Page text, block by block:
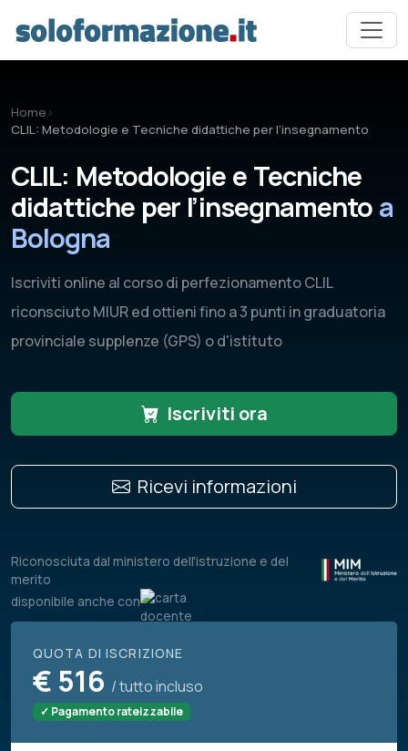
Home ›
CLIL: Metodologie e Tecniche didattiche per l’insegnamento
CLIL: Metodologie e Tecniche
didattiche per l’insegnamento a
Bologna
Iscriviti online al corso di perfezionamento CLIL
riconsciuto MIUR ed ottieni fino a 3 punti in graduatoria
provinciale supplenze (GPS) o d'istituto
Iscriviti ora
Ricevi informazioni
Riconosciuta dal ministero dell'istruzione e del
merito
disponibile anche con
QUOTA DI ISCRIZIONE
€ 516 / tutto incluso
✓ Pagamento rateizzabile